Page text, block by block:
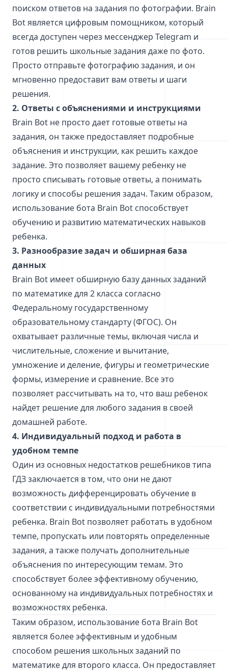
поиском ответов на задания по фотографии. Brain
Bot является цифровым помощником, который
всегда доступен через мессенджер Telegram и
готов решить школьные задания даже по фото.
Просто отправьте фотографию задания, и он
мгновенно предоставит вам ответы и шаги
решения.
2. Ответы с объяснениями и инструкциями
Brain Bot не просто дает готовые ответы на
задания, он также предоставляет подробные
объяснения и инструкции, как решить каждое
задание. Это позволяет вашему ребенку не
просто списывать готовые ответы, а понимать
логику и способы решения задач. Таким образом,
использование бота Brain Bot способствует
обучению и развитию математических навыков
ребенка.
3. Разнообразие задач и обширная база
данных
Brain Bot имеет обширную базу данных заданий
по математике для 2 класса согласно
Федеральному государственному
образовательному стандарту (ФГОС). Он
охватывает различные темы, включая числа и
числительные, сложение и вычитание,
умножение и деление, фигуры и геометрические
формы, измерение и сравнение. Все это
позволяет рассчитывать на то, что ваш ребенок
найдет решение для любого задания в своей
домашней работе.
4. Индивидуальный подход и работа в
удобном темпе
Один из основных недостатков решебников типа
ГДЗ заключается в том, что они не дают
возможность дифференцировать обучение в
соответствии с индивидуальными потребностями
ребенка. Brain Bot позволяет работать в удобном
темпе, пропускать или повторять определенные
задания, а также получать дополнительные
объяснения по интересующим темам. Это
способствует более эффективному обучению,
основанному на индивидуальных потребностях и
возможностях ребенка.
Таким образом, использование бота Brain Bot
является более эффективным и удобным
способом решения школьных заданий по
математике для второго класса. Он предоставляет